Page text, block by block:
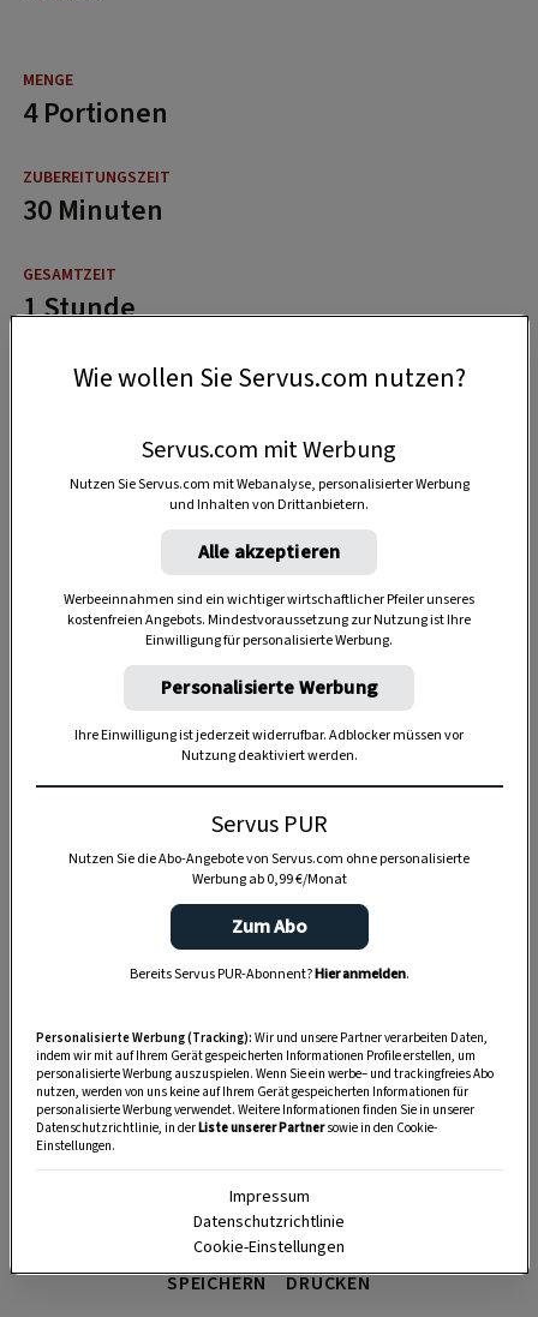
4 Portionen
30 Minuten
1 Stunde
SPEICHERN DRUCKEN
Wie wollen Sie Servus.com nutzen?
Servus.com mit Werbung
Nutzen Sie Servus.com mit Webanalyse, personalisierter Werbung
und Inhalten von Drittanbietern.
Alle akzeptieren
Werbeeinnahmen sind ein wichtiger wirtschaftlicher Pfeiler unseres
kostenfreien Angebots. Mindestvoraussetzung zur Nutzung ist Ihre
Einwilligung für personalisierte Werbung.
Personalisierte Werbung
Ihre Einwilligung ist jederzeit widerrufbar. Adblocker müssen vor
Nutzung deaktiviert werden.
Servus PUR
Nutzen Sie die Abo-Angebote von Servus.com ohne personalisierte
Werbung ab 0,99 €/Monat
Zum Abo
Bereits Servus PUR-Abonnent?Hier anmelden.
Personalisierte Werbung (Tracking): Wir und unsere Partner verarbeiten Daten,
indem wir mit auf Ihrem Gerät gespeicherten Informationen Profile erstellen, um
personalisierte Werbung auszuspielen. Wenn Sie ein werbe– und trackingfreies Abo
nutzen, werden von uns keine auf Ihrem Gerät gespeicherten Informationen für
personalisierte Werbung verwendet. Weitere Informationen finden Sie in unserer
Datenschutzrichtlinie, in derListe unserer Partnersowie in den Cookie-
Einstellungen.
Impressum
Datenschutzrichtlinie
Cookie-Einstellungen